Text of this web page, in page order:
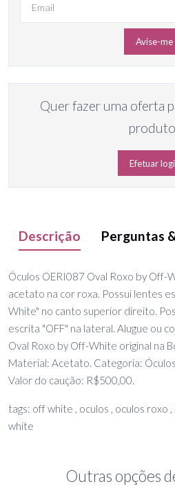
Avise-me
Quer fazer uma oferta
Efetuar
Descrição Perguntas
Óculos OERI087 Oval Roxo by Off-
acetato na cor roxa. Possui lentes
White" no canto superior direito.
escrita "OFF" na lateral. Alugue ou
Oval Roxo by Off-White original na
Material: Acetato. Categoria:
Valor do caução: R$500,00.
tags: off white , oculos , oculos roxo
white
Outras opções